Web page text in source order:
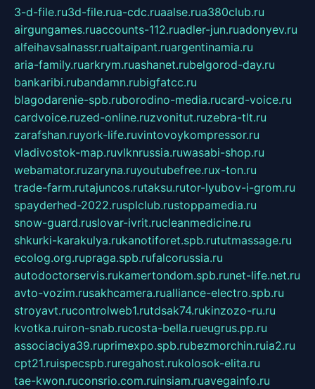
3-d-file.ru3d-file.rua-cdc.ruaalse.rua380club.ru
airgungames.ruaccounts-112.ruadler-jun.ruadonyev.ru
alfeihavsalnassr.rualtaipant.ruargentinamia.ru
aria-family.ruarkrym.ruashanet.rubelgorod-day.ru
bankaribi.rubandamn.rubigfatcc.ru
blagodarenie-spb.ruborodino-media.rucard-voice.ru
cardvoice.ruzed-online.ruzvonitut.ruzebra-tlt.ru
zarafshan.ruyork-life.ruvintovoykompressor.ru
vladivostok-map.ruvlknrussia.ruwasabi-shop.ru
webamator.ruzaryna.ruyoutubefree.rux-ton.ru
trade-farm.rutajuncos.rutaksu.rutor-lyubov-i-grom.ru
spayderhed-2022.rusplclub.rustoppamedia.ru
snow-guard.ruslovar-ivrit.rucleanmedicine.ru
shkurki-karakulya.rukanotiforet.spb.rututmassage.ru
ecolog.org.rupraga.spb.rufalcorussia.ru
autodoctorservis.rukamertondom.spb.runet-life.net.ru
avto-vozim.rusakhcamera.rualliance-electro.spb.ru
stroyavt.rucontrolweb1.rutdsak74.rukinzozo-ru.ru
kvotka.ruiron-snab.rucosta-bella.rueugrus.pp.ru
associaciya39.ruprimexpo.spb.rubezmorchin.ruia2.ru
cpt21.ruispecspb.ruregahost.rukolosok-elita.ru
tae-kwon.ruconsrio.com.ruinsiam.ruavegainfo.ru